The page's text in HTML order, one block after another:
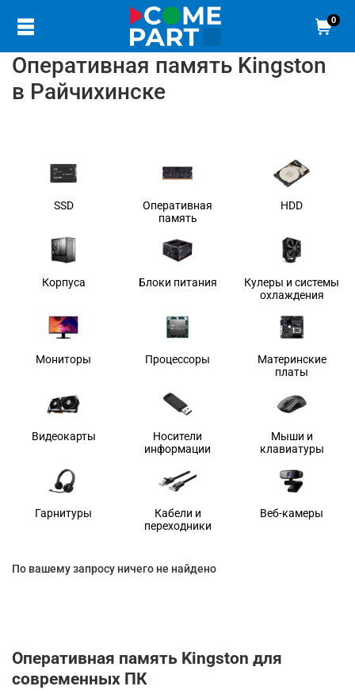
0
Оперативная память Kingston
в Райчихинске
SSD
Оперативная
память
HDD
Корпуса Блоки питания
Кулеры и системы
охлаждения
Мониторы Процессоры
Материнские
платы
Видеокарты
Носители
информации
Мыши и
клавиатуры
Гарнитуры
Кабели и
переходники
Веб-камеры
По вашему запросу ничего не найдено
Оперативная память Kingston для
современных ПК